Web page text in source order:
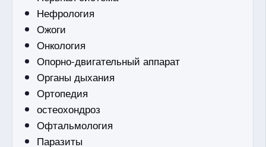
Нефрология
Ожоги
Онкология
Опорно-двигательный аппарат
Органы дыхания
Ортопедия
остеохондроз
Офтальмология
Паразиты